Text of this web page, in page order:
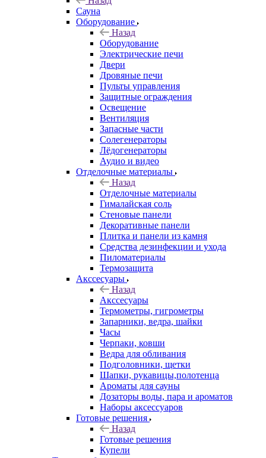
Сауна
Оборудование
Назад
Оборудование
Электрические печи
Двери
Дровяные печи
Пульты управления
Защитные ограждения
Освещение
Вентиляция
Запасные части
Солегенераторы
Лёдогенераторы
Аудио и видео
Отделочные материалы
Назад
Отделочные материалы
Гималайская соль
Стеновые панели
Декоративные панели
Плитка и панели из камня
Средства дезинфекции и ухода
Пиломатериалы
Термозащита
Аксcесуары
Назад
Аксcесуары
Термометры, гигрометры
Запарники, ведра, шайки
Часы
Черпаки, ковши
Ведра для обливания
Подголовники, щетки
Шапки, рукавицы,полотенца
Ароматы для сауны
Дозаторы воды, пара и ароматов
Наборы аксессуаров
Готовые решения
Назад
Готовые решения
Купели